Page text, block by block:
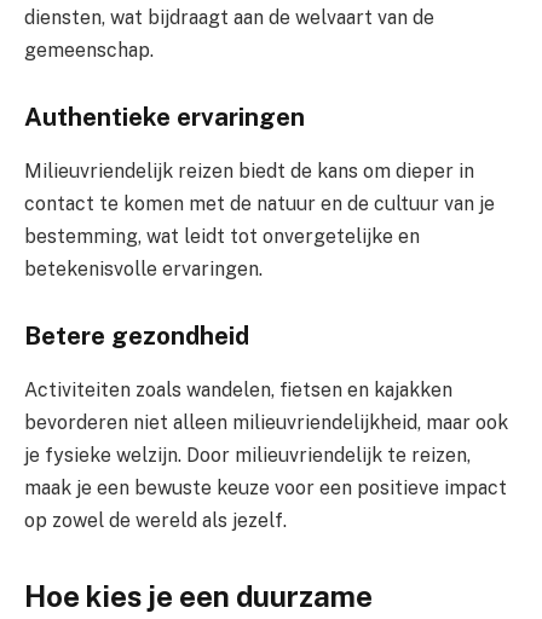
diensten, wat bijdraagt aan de welvaart van de
gemeenschap.
Authentieke ervaringen
Milieuvriendelijk reizen biedt de kans om dieper in
contact te komen met de natuur en de cultuur van je
bestemming, wat leidt tot onvergetelijke en
betekenisvolle ervaringen.
Betere gezondheid
Activiteiten zoals wandelen, fietsen en kajakken
bevorderen niet alleen milieuvriendelijkheid, maar ook
je fysieke welzijn. Door milieuvriendelijk te reizen,
maak je een bewuste keuze voor een positieve impact
op zowel de wereld als jezelf.
Hoe kies je een duurzame